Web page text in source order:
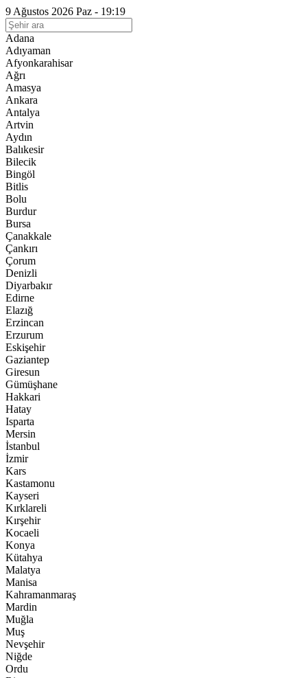
9 Ağustos 2026 Paz - 19:19
Adana
Adıyaman
Afyonkarahisar
Ağrı
Amasya
Ankara
Antalya
Artvin
Aydın
Balıkesir
Bilecik
Bingöl
Bitlis
Bolu
Burdur
Bursa
Çanakkale
Çankırı
Çorum
Denizli
Diyarbakır
Edirne
Elazığ
Erzincan
Erzurum
Eskişehir
Gaziantep
Giresun
Gümüşhane
Hakkari
Hatay
Isparta
Mersin
İstanbul
İzmir
Kars
Kastamonu
Kayseri
Kırklareli
Kırşehir
Kocaeli
Konya
Kütahya
Malatya
Manisa
Kahramanmaraş
Mardin
Muğla
Muş
Nevşehir
Niğde
Ordu